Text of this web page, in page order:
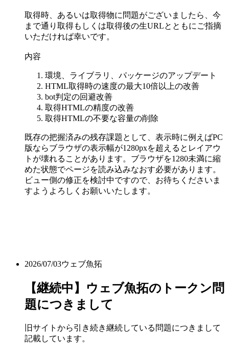
取得時、あるいは取得物に問題がございましたら、今
まで通り取得もしくは取得後の生URLとともにご指摘
いただければ幸いです。
内容
環境、ライブラリ、パッケージのアップデート
HTML取得時の速度の最大10倍以上の改善
bot判定の回避改善
取得HTMLの精度の改善
取得HTMLの不要な容量の削除
既存の把握済みの残存課題として、表示時に例えばPC
版ならブラウザの表示幅が1280pxを超えるとレイアウ
トが壊れることがあります。ブラウザを1280未満に縮
めた状態でページを読み込みなおす必要があります。
ビュー側の修正を検討中ですので、お待ちくださいま
すようよろしくお願いいたします。
2026/07/03ウェブ魚拓
【継続中】ウェブ魚拓のトークン問
題につきまして
旧サイトから引き続き継続している問題につきまして
記載しています。